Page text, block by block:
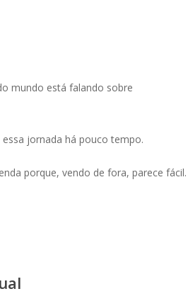
mundo está falando sobre
jornada há pouco tempo.
porque, vendo de fora, parece fácil.